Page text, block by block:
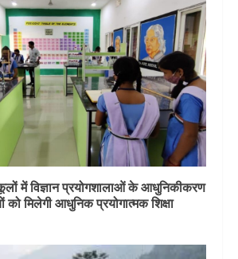
में विज्ञान प्रयोगशालाओं के आधुनिकीकरण
को मिलेगी आधुनिक प्रयोगात्मक शिक्षा